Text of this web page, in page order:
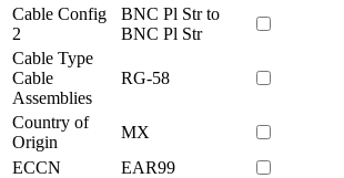
Cable Config
2
BNC Pl Str to
BNC Pl Str
Cable Type
Cable
Assemblies
RG-58
Country of
Origin
MX
ECCN
EAR99